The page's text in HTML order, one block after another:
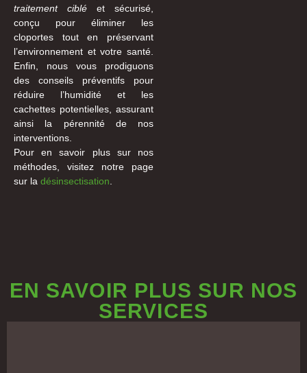
traitement ciblé et sécurisé,
conçu pour éliminer les
cloportes tout en préservant
l’environnement et votre santé.
Enfin, nous vous prodiguons
des conseils préventifs pour
réduire l’humidité et les
cachettes potentielles, assurant
ainsi la pérennité de nos
interventions.
Pour en savoir plus sur nos
méthodes, visitez notre page
sur la désinsectisation
EN SAVOIR PLUS SUR NOS
SERVICES